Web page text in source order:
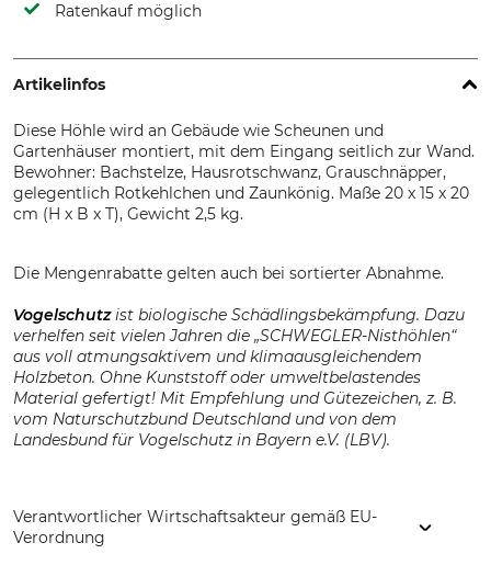
Ratenkauf möglich
Artikelinfos
Diese Höhle wird an Gebäude wie Scheunen und
Gartenhäuser montiert, mit dem Eingang seitlich zur Wand.
Bewohner: Bachstelze, Hausrotschwanz, Grauschnäpper,
gelegentlich Rotkehlchen und Zaunkönig. Maße 20 x 15 x 20
cm (H x B x T), Gewicht 2,5 kg.
Die Mengenrabatte gelten auch bei sortierter Abnahme.
Vogelschutzist biologische Schädlingsbekämpfung. Dazu
verhelfen seit vielen Jahren die „SCHWEGLER-Nisthöhlen“
aus voll atmungsaktivem und klimaausgleichendem
Holzbeton. Ohne Kunststoff oder umweltbelastendes
Material gefertigt! Mit Empfehlung und Gütezeichen, z. B.
vom Naturschutzbund Deutschland und von dem
Landesbund für Vogelschutz in Bayern e.V. (LBV).
Verantwortlicher Wirtschaftsakteur gemäß EU-
Verordnung